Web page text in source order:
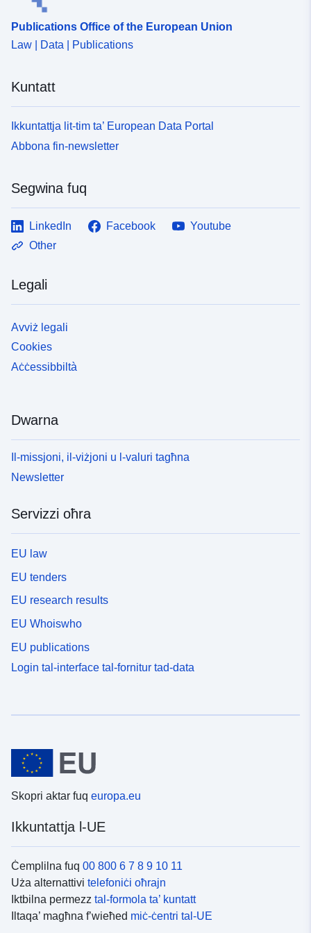
Publications Office of the European Union
Law | Data | Publications
Kuntatt
Ikkuntattja lit-tim ta’ European Data Portal
Abbona fin-newsletter
Segwina fuq
LinkedIn Facebook
Youtube
Other
Legali
Avviż legali
Cookies
Aċċessibbiltà
Dwarna
Il-missjoni, il-viżjoni u l-valuri tagħna
Newsletter
Servizzi oħra
EU law
EU tenders
EU research results
EU Whoiswho
EU publications
Login tal-interface tal-fornitur tad-data
Skopri aktar fuq europa.eu
Ikkuntattja l-UE
Ċemplilna fuq 00 800 6 7 8 9 10 11
Uża alternattivi telefoniċi oħrajn
Iktbilna permezz tal-formola ta’ kuntatt
Iltaqa’ magħna f’wieħed miċ-ċentri tal-UE